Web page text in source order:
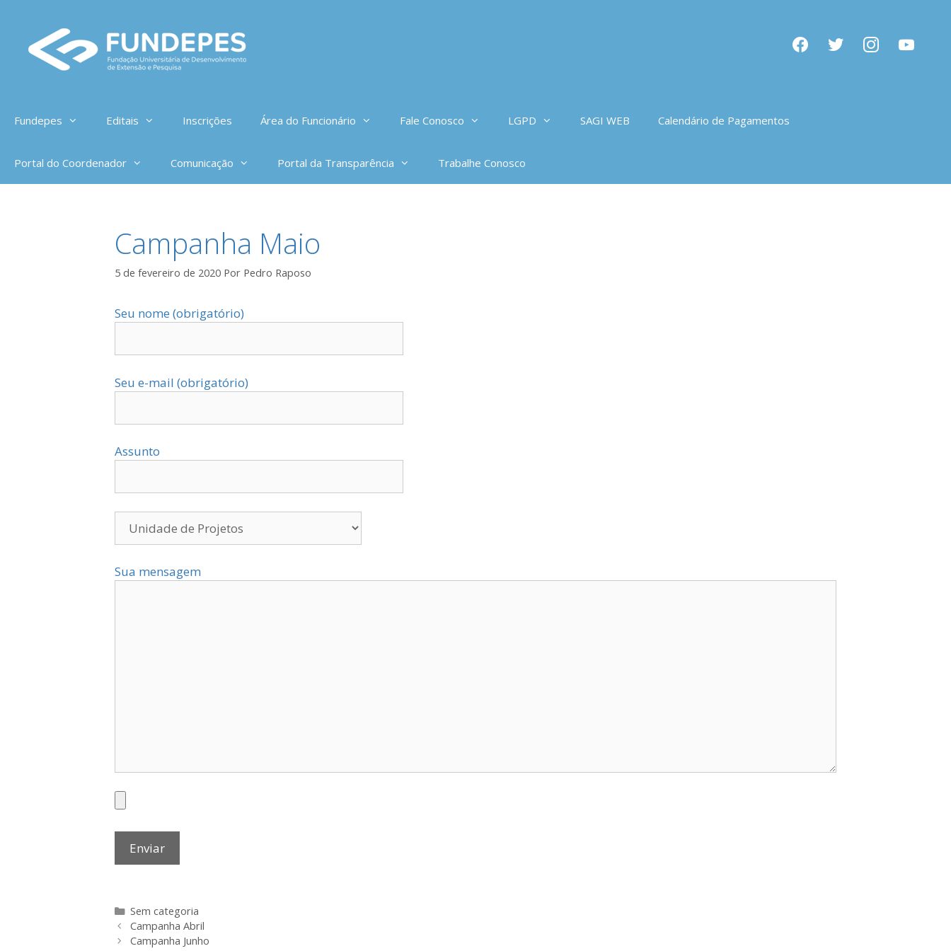
conteúdo
facebooktwitter instagramyoutube
Fundepes Editais Inscrições Área do Funcionário Fale Conosco LGPD SAGI WEB Calendário de Pagamentos
Portal do Coordenador Comunicação Portal da Transparência Trabalhe Conosco
Campanha Maio
5 de fevereiro de 2020 Por Pedro Raposo
Seu nome (obrigatório)
Seu e-mail (obrigatório)
Assunto
Sua mensagem
Categorias
Sem categoria
Campanha Abril
Campanha Junho